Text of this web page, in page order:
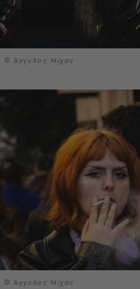
© Άγγελος Μίχας
© Άγγελος Μίχας